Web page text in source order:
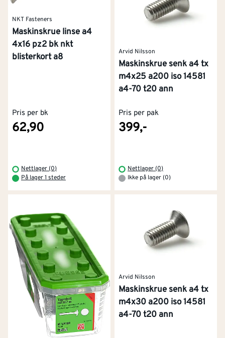
NKT Fasteners
Maskinskrue linse a4
4x16 pz2 bk nkt
blisterkort a8
Pris per bk
62,90
Nettlager (0)
På lager 1 steder
Arvid Nilsson
Maskinskrue senk a4 tx
m4x25 a200 iso 14581
a4-70 t20 ann
Pris per pak
399,-
Nettlager (0)
Ikke på lager (0)
Arvid Nilsson
Maskinskrue senk a4 tx
m4x30 a200 iso 14581
a4-70 t20 ann